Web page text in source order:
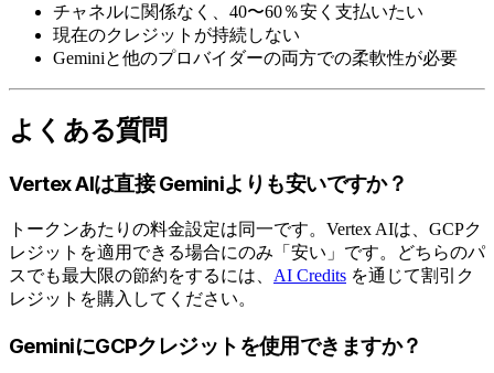
チャネルに関係なく、40〜60％安く支払いたい
現在のクレジットが持続しない
Geminiと他のプロバイダーの両方での柔軟性が必要
よくある質問
Vertex AIは直接 Geminiよりも安いですか？
トークンあたりの料金設定は同一です。Vertex AIは、GCPク
レジットを適用できる場合にのみ「安い」です。どちらのパ
スでも最大限の節約をするには、 AI Credits を通じて割引ク
レジットを購入してください。
GeminiにGCPクレジットを使用できますか？